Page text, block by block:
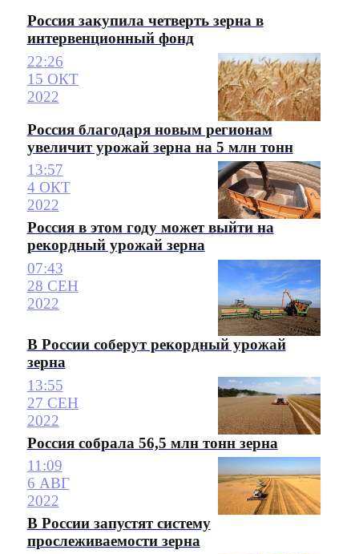
Россия закупила четверть зерна в
интервенционный фонд
22:26
15 ОКТ
2022
Россия благодаря новым регионам
увеличит урожай зерна на 5 млн тонн
13:57
4 ОКТ
2022
Россия в этом году может выйти на
рекордный урожай зерна
07:43
28 СЕН
2022
В России соберут рекордный урожай
зерна
13:55
27 СЕН
2022
Россия собрала 56,5 млн тонн зерна
11:09
6 АВГ
2022
В России запустят систему
прослеживаемости зерна